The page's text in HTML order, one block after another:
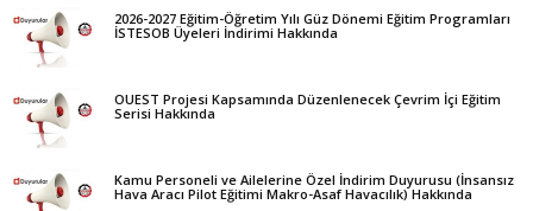
2026-2027 Eğitim-Öğretim Yılı Güz Dönemi Eğitim Programları
İSTESOB Üyeleri İndirimi Hakkında
OUEST Projesi Kapsamında Düzenlenecek Çevrim İçi Eğitim
Serisi Hakkında
Kamu Personeli ve Ailelerine Özel İndirim Duyurusu (İnsansız
Hava Aracı Pilot Eğitimi Makro-Asaf Havacılık) Hakkında